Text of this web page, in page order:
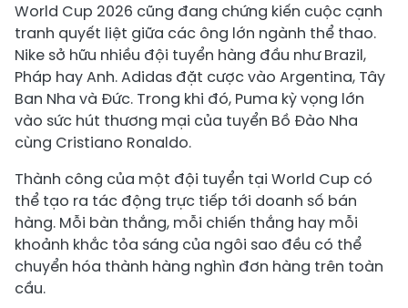
World Cup 2026 cũng đang chứng kiến cuộc cạnh
tranh quyết liệt giữa các ông lớn ngành thể thao.
Nike sở hữu nhiều đội tuyển hàng đầu như Brazil,
Pháp hay Anh. Adidas đặt cược vào Argentina, Tây
Ban Nha và Đức. Trong khi đó, Puma kỳ vọng lớn
vào sức hút thương mại của tuyển Bồ Đào Nha
cùng Cristiano Ronaldo.
Thành công của một đội tuyển tại World Cup có
thể tạo ra tác động trực tiếp tới doanh số bán
hàng. Mỗi bàn thắng, mỗi chiến thắng hay mỗi
khoảnh khắc tỏa sáng của ngôi sao đều có thể
chuyển hóa thành hàng nghìn đơn hàng trên toàn
cầu.